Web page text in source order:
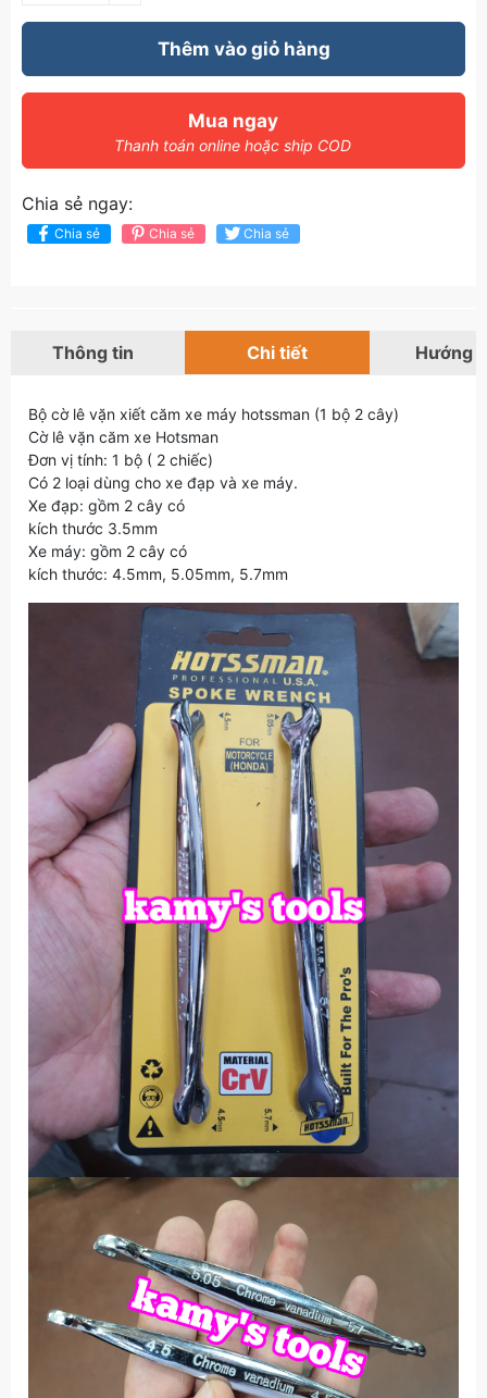
Thêm vào giỏ hàng
Mua ngay
Thanh toán online hoặc ship COD
Chia sẻ ngay:
Chia sẻ Chia sẻ Chia sẻ
Thông tin Chi tiết Hướng
Bộ cờ lê vặn xiết căm xe máy hotssman (1 bộ 2 cây)
Cờ lê vặn căm xe Hotsman
Đơn vị tính: 1 bộ ( 2 chiếc)
Có 2 loại dùng cho xe đạp và xe máy.
Xe đạp: gồm 2 cây có
kích thước 3.5mm
Xe máy: gồm 2 cây có
kích thước: 4.5mm, 5.05mm, 5.7mm